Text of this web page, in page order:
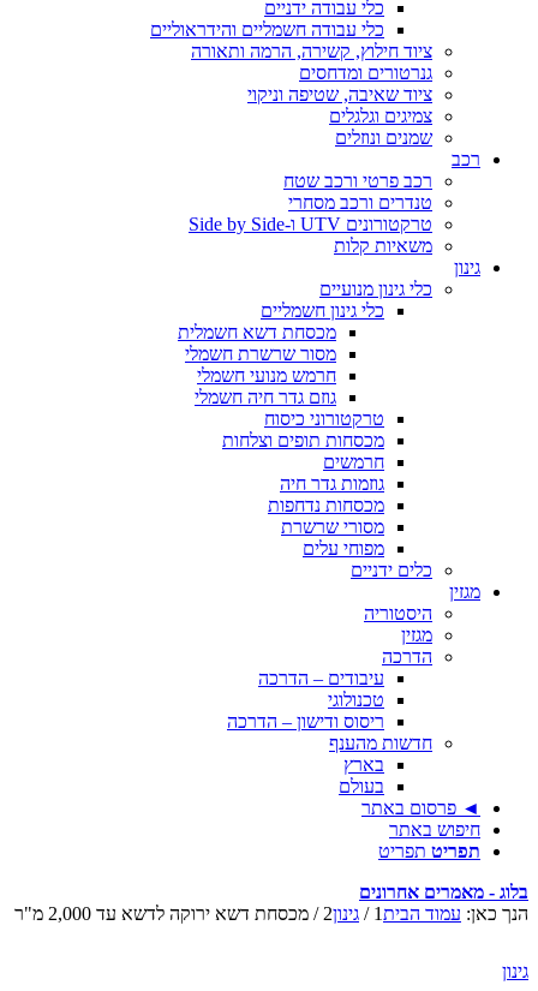
כלי עבודה ידניים
כלי עבודה חשמליים והידראוליים
ציוד חילוץ, קשירה, הרמה ותאורה
גנרטורים ומדחסים
ציוד שאיבה, שטיפה וניקוי
צמיגים וגלגלים
שמנים ונוזלים
רכב
רכב פרטי ורכב שטח
טנדרים ורכב מסחרי
טרקטורונים UTV ו-Side by Side
משאיות קלות
גינון
כלי גינון מנועיים
כלי גינון חשמליים
מכסחת דשא חשמלית
מסור שרשרת חשמלי
חרמש מנועי חשמלי
גוזם גדר חיה חשמלי
טרקטורוני כיסוח
מכסחות תופים וצלחות
חרמשים
גוזמות גדר חיה
מכסחות נדחפות
מסורי שרשרת
מפוחי עלים
כלים ידניים
מגזין
היסטוריה
מגזין
הדרכה
עיבודים – הדרכה
טכנולוגי
ריסוס ודישון – הדרכה
חדשות מהענף
בארץ
בעולם
◄ פרסום באתר
חיפוש באתר
תפריט תפריט
בלוג - מאמרים אחרונים
הנך כאן: עמוד הבית1
/ גינון2
/ מכסחת דשא ירוקה לדשא עד 2,000 מ"ר
גינון